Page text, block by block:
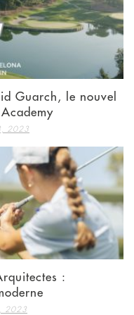
Guarch, le nouvel
2023
:
2023